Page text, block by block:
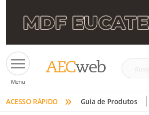
Menu
Busque
tinta,
etc
ACESSO RÁPIDO » Guia de Produtos